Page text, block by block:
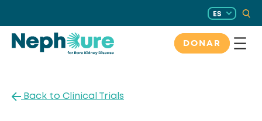
contenido
ES
DONAR
Back to Clinical Trials